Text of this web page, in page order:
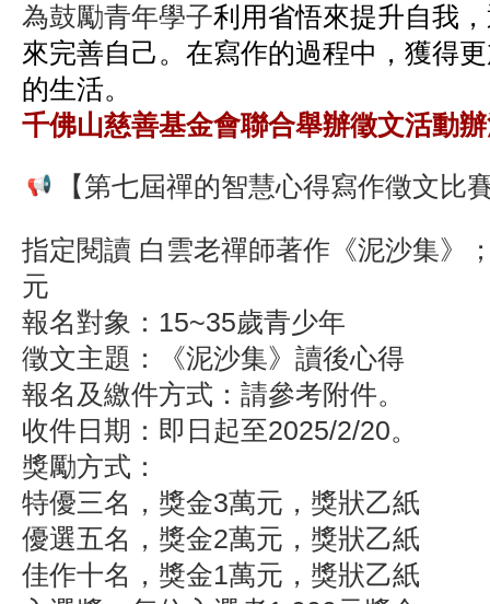
為鼓勵青年學子利用省悟來提升自我，
來完善自己。 在寫作的過程中，獲得
的生活。
千佛山慈善基金會聯合舉辦徵文活動
【第七屆禪的智慧心得寫作徵文比
指定閱讀 白雲老禪師著作《泥沙集》
元
報名對象：15~35歲青少年
徵文主題：《泥沙集》讀後心得
報名及繳件方式：請參考附件。
收件日期：即日起至2025/2/20。
獎勵方式：
特優三名，獎金3萬元，獎狀乙紙
優選五名，獎金2萬元，獎狀乙紙
佳作十名，獎金1萬元，獎狀乙紙